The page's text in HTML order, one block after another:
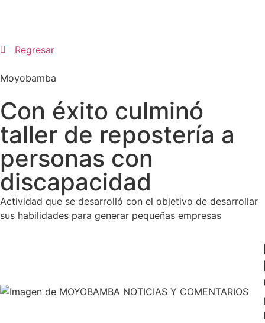
Regresar
Moyobamba
Con éxito culminó
taller de repostería a
personas con
discapacidad
Actividad que se desarrolló con el objetivo de desarrollar
sus habilidades para generar pequeñas empresas